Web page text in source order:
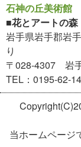
石神の丘美術館
■花とアートの
岩手県岩手郡岩
り
〒028-4307 岩
TEL：0195-62-
当ホームページ